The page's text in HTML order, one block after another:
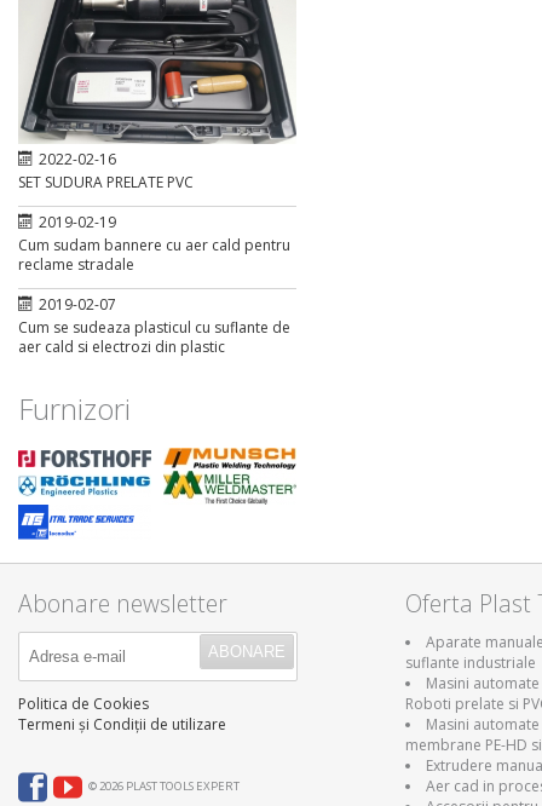
2022-02-16
SET SUDURA PRELATE PVC
2019-02-19
Cum sudam bannere cu aer cald pentru
reclame stradale
2019-02-07
Cum se sudeaza plasticul cu suflante de
aer cald si electrozi din plastic
Furnizori
Abonare newsletter
Politica de Cookies
Termeni și Condiții de utilizare
© 2026 PLAST TOOLS EXPERT
Oferta Plast
Aparate
suflante industriale
Masini
Roboti prelate si
Masini
membrane PE-HD
Extrudere
Aer cad in